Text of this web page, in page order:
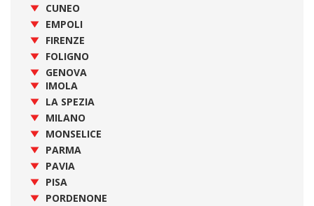
CUNEO
EMPOLI
FIRENZE
FOLIGNO
GENOVA
IMOLA
LA SPEZIA
MILANO
MONSELICE
PARMA
PAVIA
PISA
PORDENONE